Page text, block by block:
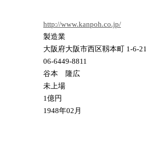
http://www.kanpoh.co.jp/
製造業
大阪府大阪市西区靱本町 1-6-
06-6449-8811
谷本 隆広
未上場
1億円
1948年02月